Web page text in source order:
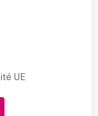
UE